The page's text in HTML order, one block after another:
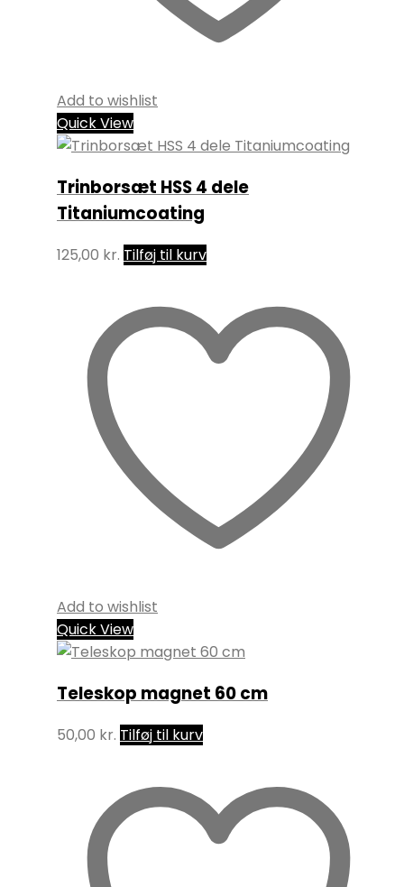
Add to wishlist
Quick View
Trinborsæt HSS 4 dele
Titaniumcoating
125,00 kr. Tilføj til kurv
Add to wishlist
Quick View
Teleskop magnet 60 cm
50,00 kr. Tilføj til kurv